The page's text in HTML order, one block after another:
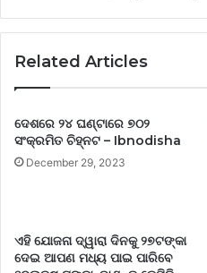
Related Articles
ଦେଶରେ ୨୪ ଘଣ୍ଟାରେ ୭ଠ୨
ସଂକ୍ରମିତ ଚିହ୍ନଟ – Ibnodisha
December 29, 2023
ଏହି ଯୋଜନା ଦ୍ୱାରା ଦିନକୁ ୨୭ଟଙ୍କା
ଦେଇ ଆପଣ ମଧ୍ୟ ପାଇ ପାରିବେ